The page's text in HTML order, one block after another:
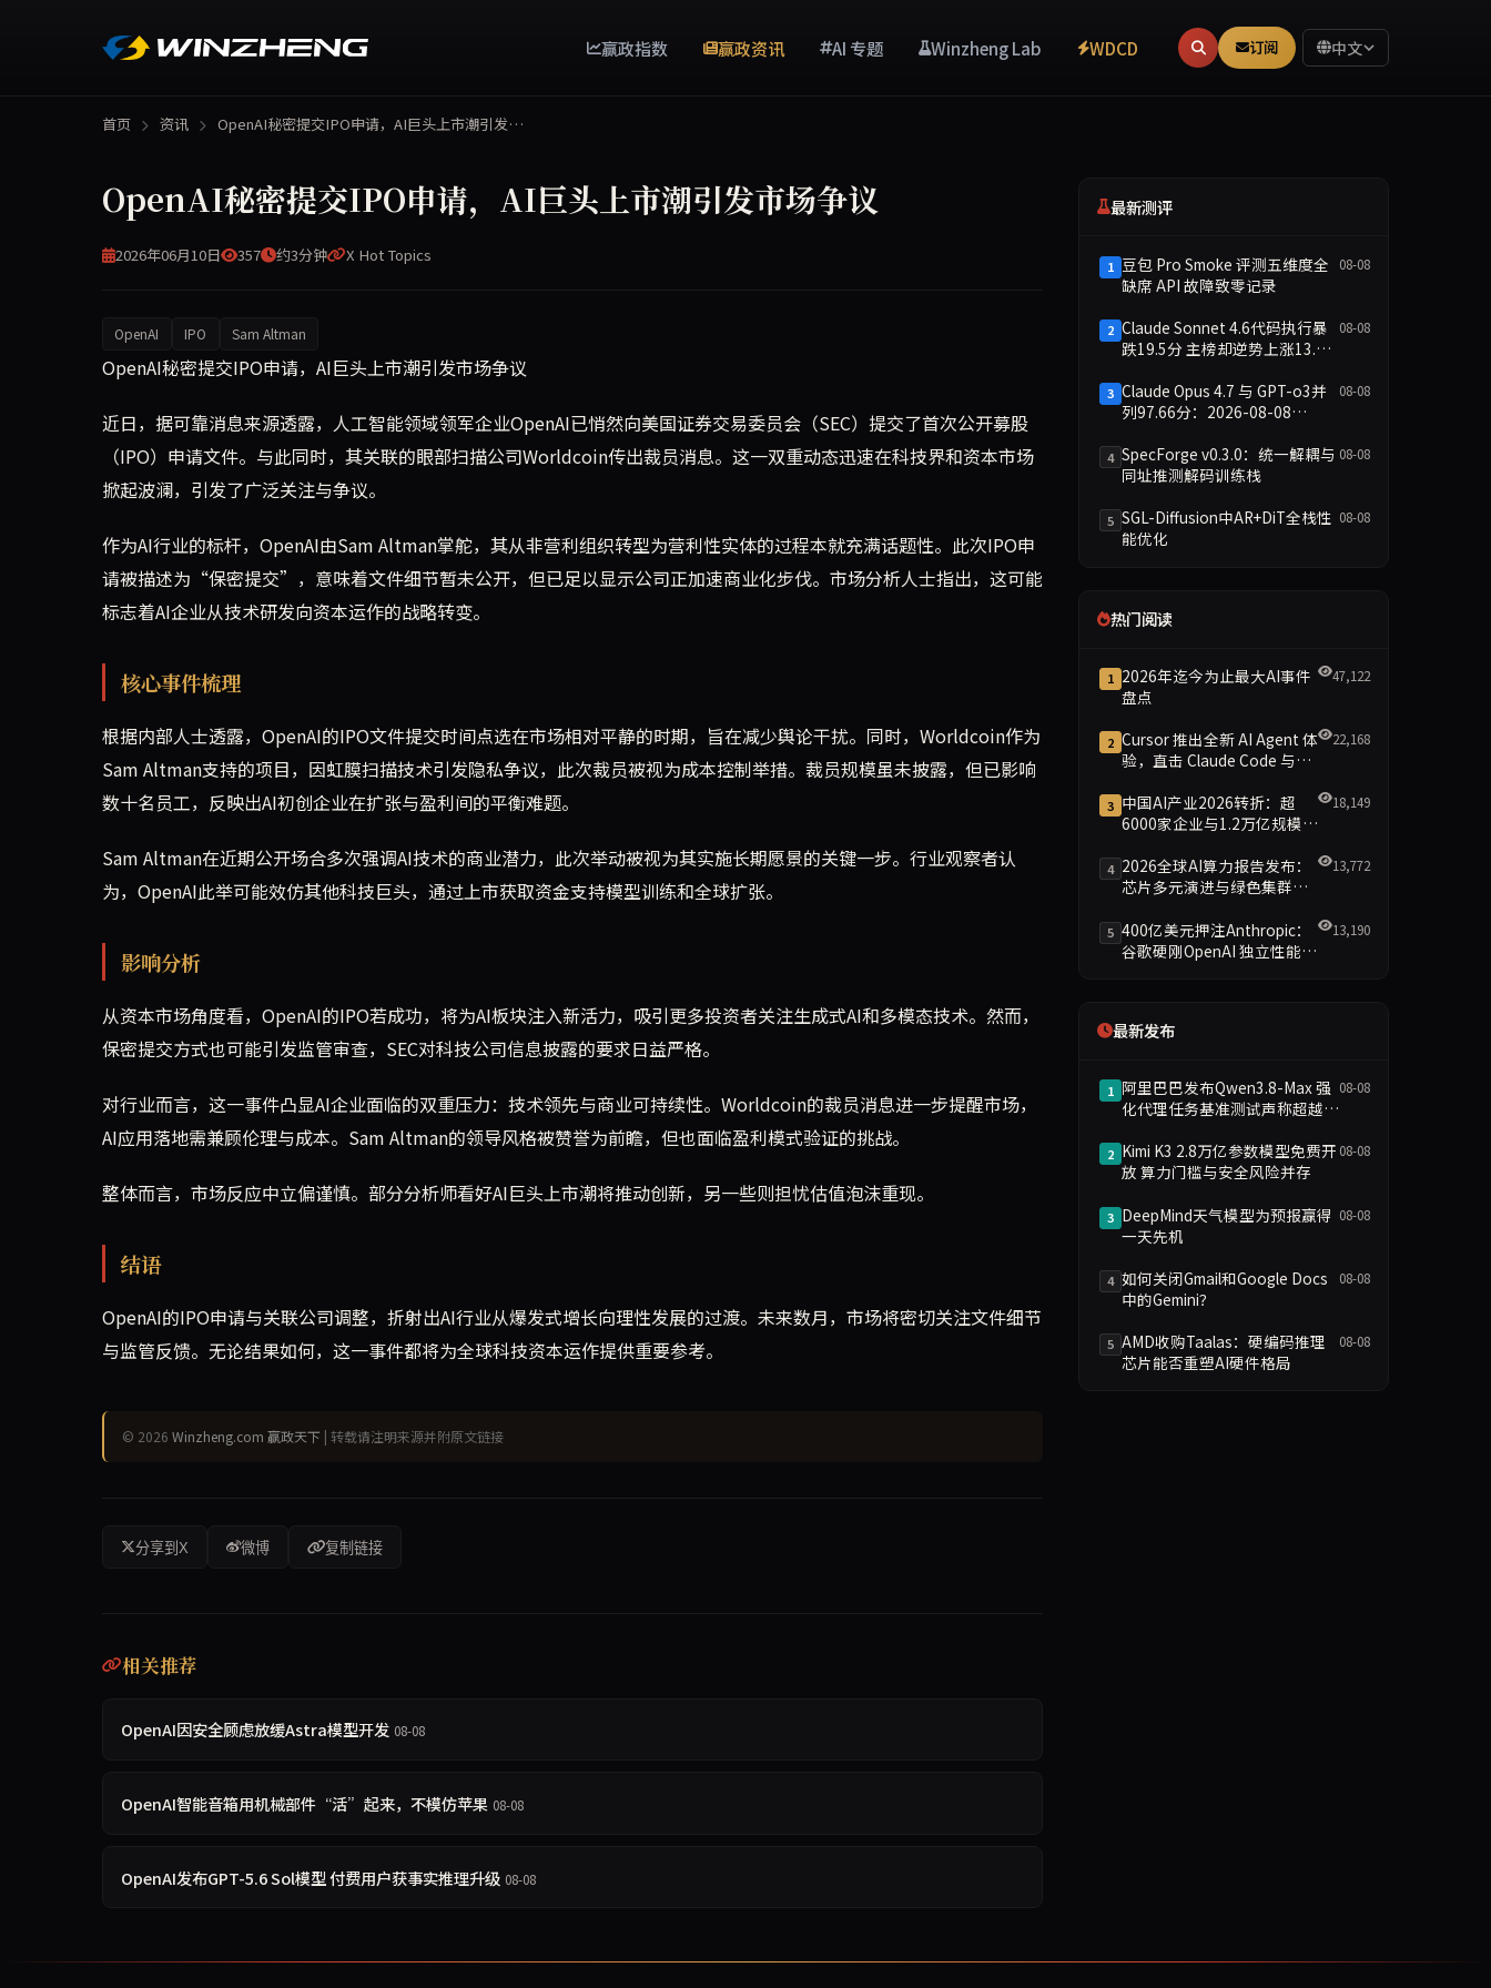
赢政指数 赢政资讯 AI 专题 Winzheng Lab WDCD 订阅 中文
首页 资讯 OpenAI秘密提交IPO申请，AI巨头上市潮引发…
OpenAI秘密提交IPO申请，AI巨头上市潮引发市场争议
2026年06月10日 357 约3分钟 X Hot Topics
OpenAI IPO Sam Altman
OpenAI近日保密向美国提交IPO文件，同时其关联眼部扫描公司传出裁员消息。AI巨头上市潮引发市场广泛关注与争议。本文从行业动态出发，客观分析OpenAI此举对科技资
OpenAI秘密提交IPO申请，AI巨头上市潮引发市场争议
近日，据可靠消息来源透露，人工智能领域领军企业OpenAI已悄然向美国证券交易委员会（SEC）提交了首次公开募股
（IPO）申请文件。与此同时，其关联的眼部扫描公司Worldcoin传出裁员消息。这一双重动态迅速在科技界和资本市场
掀起波澜，引发了广泛关注与争议。
作为AI行业的标杆，OpenAI由Sam Altman掌舵，其从非营利组织转型为营利性实体的过程本就充满话题性。此次IPO申
请被描述为“保密提交”，意味着文件细节暂未公开，但已足以显示公司正加速商业化步伐。市场分析人士指出，这可能
标志着AI企业从技术研发向资本运作的战略转变。
核心事件梳理
根据内部人士透露，OpenAI的IPO文件提交时间点选在市场相对平静的时期，旨在减少舆论干扰。同时，Worldcoin作为
Sam Altman支持的项目，因虹膜扫描技术引发隐私争议，此次裁员被视为成本控制举措。裁员规模虽未披露，但已影响
数十名员工，反映出AI初创企业在扩张与盈利间的平衡难题。
Sam Altman在近期公开场合多次强调AI技术的商业潜力，此次举动被视为其实施长期愿景的关键一步。行业观察者认
为，OpenAI此举可能效仿其他科技巨头，通过上市获取资金支持模型训练和全球扩张。
影响分析
从资本市场角度看，OpenAI的IPO若成功，将为AI板块注入新活力，吸引更多投资者关注生成式AI和多模态技术。然而，
保密提交方式也可能引发监管审查，SEC对科技公司信息披露的要求日益严格。
对行业而言，这一事件凸显AI企业面临的双重压力：技术领先与商业可持续性。Worldcoin的裁员消息进一步提醒市场，
AI应用落地需兼顾伦理与成本。Sam Altman的领导风格被赞誉为前瞻，但也面临盈利模式验证的挑战。
整体而言，市场反应中立偏谨慎。部分分析师看好AI巨头上市潮将推动创新，另一些则担忧估值泡沫重现。
结语
OpenAI的IPO申请与关联公司调整，折射出AI行业从爆发式增长向理性发展的过渡。未来数月，市场将密切关注文件细节
与监管反馈。无论结果如何，这一事件都将为全球科技资本运作提供重要参考。
© 2026 Winzheng.com 赢政天下 | 转载请注明来源并附原文链接
分享到X 微博 复制链接
相关推荐
OpenAI因安全顾虑放缓Astra模型开发 08-08
OpenAI智能音箱用机械部件“活”起来，不模仿苹果 08-08
OpenAI发布GPT-5.6 Sol模型 付费用户获事实推理升级 08-08
最新测评
1 豆包 Pro Smoke 评测五维度全
缺席 API 故障致零记录
08-08
2 Claude Sonnet 4.6代码执行暴
跌19.5分 主榜却逆势上涨13.8
08-08
3 Claude Opus 4.7 与 GPT-o3并
列97.66分：2026-08-08
08-08
4 SpecForge v0.3.0：统一解耦与
同址推测解码训练栈
08-08
5 SGL-Diffusion中AR+DiT全栈性
能优化
08-08
热门阅读
1 2026年迄今为止最大AI事件
盘点
47,122
2 Cursor 推出全新 AI Agent 体
验，直击 Claude Code 与
22,168
3 中国AI产业2026转折：超
6000家企业与1.2万亿规模引
18,149
4 2026全球AI算力报告发布：
芯片多元演进与绿色集群引
13,772
5 400亿美元押注Anthropic：
谷歌硬刚OpenAI 独立性能否
13,190
最新发布
1 阿里巴巴发布Qwen3.8-Max 强
化代理任务基准测试声称超越
08-08
2 Kimi K3 2.8万亿参数模型免费开
放 算力门槛与安全风险并存
08-08
3 DeepMind天气模型为预报赢得
一天先机
08-08
4 如何关闭Gmail和Google Docs
中的Gemini？
08-08
5 AMD收购Taalas：硬编码推理
芯片能否重塑AI硬件格局
08-08